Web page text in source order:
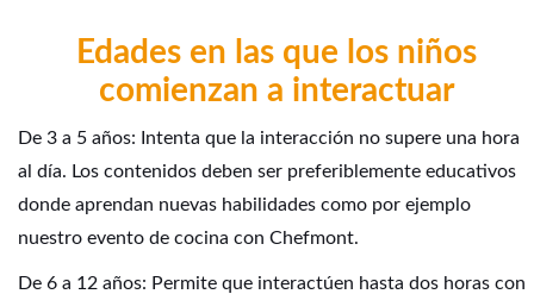
Edades en las que los niños
comienzan a interactuar
De 3 a 5 años: Intenta que la interacción no supere una hora
al día. Los contenidos deben ser preferiblemente educativos
donde aprendan nuevas habilidades como por ejemplo
nuestro evento de cocina con Chefmont.
De 6 a 12 años: Permite que interactúen hasta dos horas con